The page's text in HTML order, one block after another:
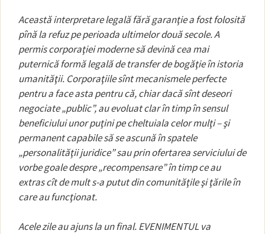
Această interpretare legală fără garanţie a fost folosită
pînă la refuz pe perioada ultimelor două secole. A
permis corporaţiei moderne să devină cea mai
puternică formă legală de transfer de bogăţie în istoria
umanităţii. Corporaţiile sînt mecanismele perfecte
pentru a face asta pentru că, chiar dacă sînt deseori
negociate „public”, au evoluat clar în timp în sensul
beneficiului unor puţini pe cheltuiala celor mulţi – şi
permanent capabile să se ascună în spatele
„personalităţii juridice” sau prin ofertarea serviciului de
vorbe goale despre „recompensare” în timp ce au
extras cît de mult s-a putut din comunităţile şi ţările în
care au funcţionat.
Acele zile au ajuns la un final. EVENIMENTUL va